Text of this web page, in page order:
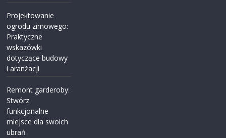
Projektowanie
ogrodu zimowego:
Praktyczne
wskazówki
dotyczące budowy
i aranżacji
Remont garderoby:
Stwórz
funkcjonalne
miejsce dla swoich
ubrań